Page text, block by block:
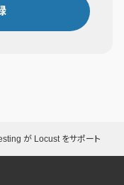
が Locust をサポート